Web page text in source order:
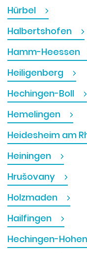
Hürbel
Halbertshofen
Hamm-Heessen
Heiligenberg
Hechingen-Boll
Hemelingen
Heidesheim am
Heiningen
Hrušovany
Holzmaden
Hailfingen
Hechingen-